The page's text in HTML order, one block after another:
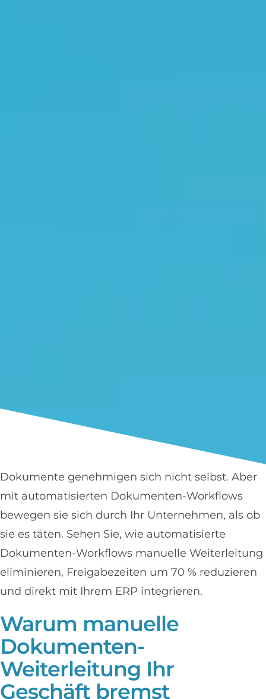
Dokumente genehmigen sich nicht selbst. Aber
mit automatisierten Dokumenten-Workflows
bewegen sie sich durch Ihr Unternehmen, als ob
sie es täten. Sehen Sie, wie automatisierte
Dokumenten-Workflows manuelle Weiterleitung
eliminieren, Freigabezeiten um 70 % reduzieren
und direkt mit Ihrem ERP integrieren.
Warum manuelle
Dokumenten-
Weiterleitung Ihr
Geschäft bremst